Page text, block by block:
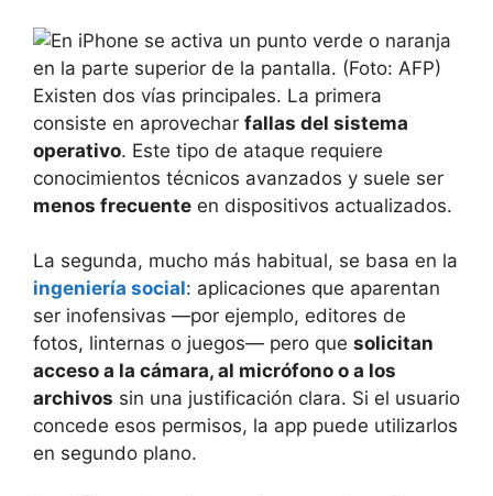
Existen dos vías principales. La primera
consiste en aprovechar fallas del sistema
operativo. Este tipo de ataque requiere
conocimientos técnicos avanzados y suele ser
menos frecuente en dispositivos actualizados.
La segunda, mucho más habitual, se basa en la
ingeniería social: aplicaciones que aparentan
ser inofensivas —por ejemplo, editores de
fotos, linternas o juegos— pero que solicitan
acceso a la cámara, al micrófono o a los
archivos sin una justificación clara. Si el usuario
concede esos permisos, la app puede utilizarlos
en segundo plano.